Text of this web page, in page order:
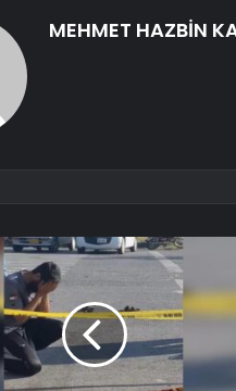
MEHMET HAZBİN